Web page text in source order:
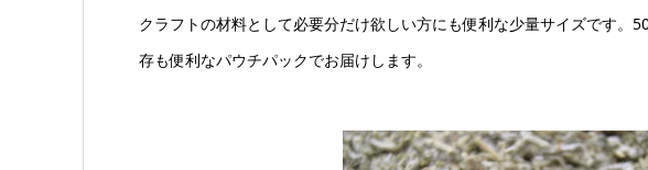
クラフトの材料として必要分だけ欲しい方にも便利な少量サイズです。
存も便利なパウチパックでお届けします。